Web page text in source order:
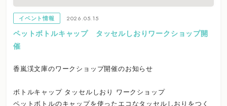
イベント情報
2026.05.15
ペットボトルキャップ タッセルしおりワークショップ開
催
香嵐渓文庫のワークショップ開催のお知らせ
ボトルキャップ タッセルしおり ワークショップ
ペットボトルのキャップを使ったエコなタッセルしおりをつく